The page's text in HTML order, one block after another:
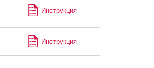
Инструкция
Инструкция